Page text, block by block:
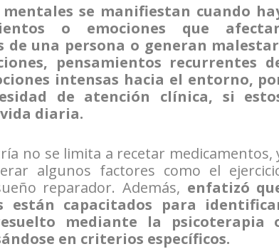
se manifiestan cuando
o emociones que
una persona o generan
pensamientos recurrentes
intensas hacia el entorno,
de atención clínica, si
diaria.
no se limita a recetar medicamentos,
algunos factores como el
reparador. Además, enfatizó
están capacitados para
mediante la psicoterapia
en criterios específicos.